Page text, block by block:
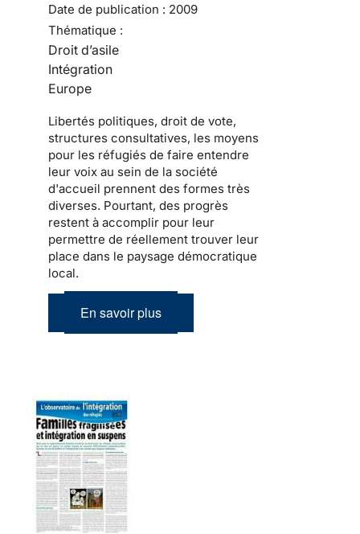
Date de publication : 2009
Thématique :
Droit d’asile
Intégration
Europe
Libertés politiques, droit de vote,
structures consultatives, les moyens
pour les réfugiés de faire entendre
leur voix au sein de la société
d'accueil prennent des formes très
diverses. Pourtant, des progrès
restent à accomplir pour leur
permettre de réellement trouver leur
place dans le paysage démocratique
local.
En savoir plus